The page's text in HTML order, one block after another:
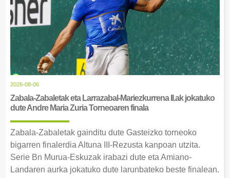
2026-08-06
Zabala-Zabaletak eta Larrazabal-Mariezkurrena II.ak jokatuko
dute Andre Maria Zuria Torneoaren finala
Zabala-Zabaletak gainditu dute Gasteizko torneoko
bigarren finalerdia Altuna III-Rezusta kanpoan utzita.
Serie Bn Murua-Eskuzak irabazi dute eta Amiano-
Landaren aurka jokatuko dute larunbateko beste finalean.